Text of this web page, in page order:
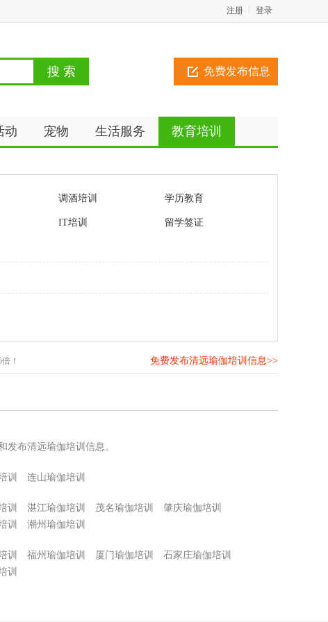
登录
注册
免费发布信息
动 宠物 生活服务 教育培训
调酒培训 学历教育
IT培训 留学签证
！ 免费发布清远瑜伽培训信息>>
布清远瑜伽培训信息。
训 连山瑜伽培训
训 湛江瑜伽培训 茂名瑜伽培训
肇庆瑜伽培训
训 潮州瑜伽培训
训 福州瑜伽培训 厦门瑜伽培训
石家庄瑜伽培训
训